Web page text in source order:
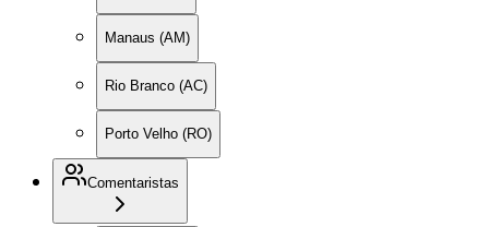
Manaus (AM)
Rio Branco (AC)
Porto Velho (RO)
Comentaristas